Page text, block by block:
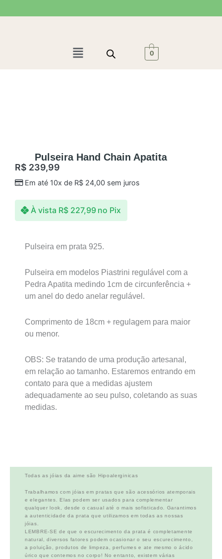
para
Menu 0
Pulseira Hand Chain Apatita
R$ 239,99
Em até 10x de R$24,00sem juros
À vista R$227,99 no Pix
Pulseira em prata 925.
Pulseira em modelos Piastrini regulável com a
Pedra Apatita medindo 1cm de circunferência +
um anel do dedo anelar regulável.
Comprimento de 18cm + regulagem para maior
ou menor.
OBS: Se tratando de uma produção artesanal,
em relação ao tamanho. Estaremos entrando em
contato para que a medidas ajustem
adequadamente ao seu pulso, coletando as suas
medidas.
Todas as jóias da aime são Hipoalerginicas
Trabalhamos com jóias em pratas que são acessórios atemporais
e elegantes. Elas podem ser usados para complementar
qualquer look, desde o casual até o mais sofisticado. Garantimos
a autenticidade da prata que utilizamos em todas as nossas
jóias.
LEMBRE-SE de que o escurecimento da prata é completamente
natural, diversos fatores podem ocasionar o seu escurecimento,
a poluição, produtos de limpeza, perfumes e ate mesmo o ácido
úrico que contemos no corpo! No entanto, existem várias